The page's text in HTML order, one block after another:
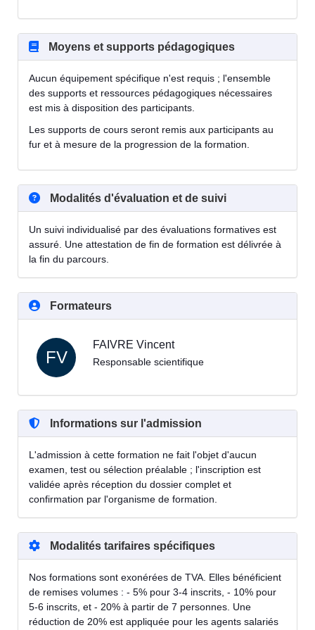
Moyens et supports pédagogiques
Aucun équipement spécifique n'est requis ; l'ensemble
des supports et ressources pédagogiques nécessaires
est mis à disposition des participants.
Les supports de cours seront remis aux participants au
fur et à mesure de la progression de la formation.
Modalités d'évaluation et de suivi
Un suivi individualisé par des évaluations formatives est
assuré. Une attestation de fin de formation est délivrée à
la fin du parcours.
Formateurs
FV
FAIVRE Vincent
Responsable scientifique
Informations sur l'admission
L'admission à cette formation ne fait l'objet d'aucun
examen, test ou sélection préalable ; l'inscription est
validée après réception du dossier complet et
confirmation par l'organisme de formation.
Modalités tarifaires spécifiques
Nos formations sont exonérées de TVA. Elles bénéficient
de remises volumes : - 5% pour 3-4 inscrits, - 10% pour
5-6 inscrits, et - 20% à partir de 7 personnes. Une
réduction de 20% est appliquée pour les agents salariés